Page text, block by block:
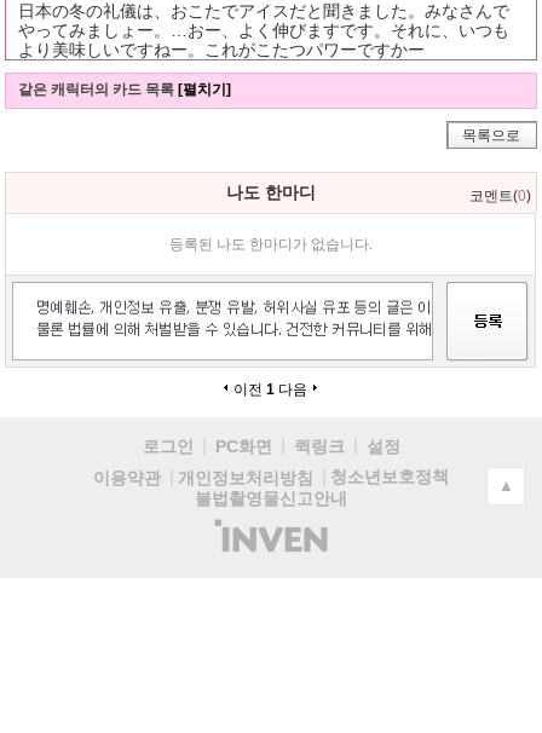
日本の冬の礼儀は、おこたでアイスだと聞きました。みなさんで
やってみましょー。…おー、よく伸びますです。それに、いつも
より美味しいですねー。これがこたつパワーですかー
같은 캐릭터의 카드 목록 [펼치기]
목록으로
나도 한마디 코멘트(0)
등록된 나도 한마디가 없습니다.
이전 1 다음
로그인 PC화면 퀵링크
설정
이용약관
개인정보처리방침
청소년보호정책
불법촬영물신고안내
(주)
인
▲